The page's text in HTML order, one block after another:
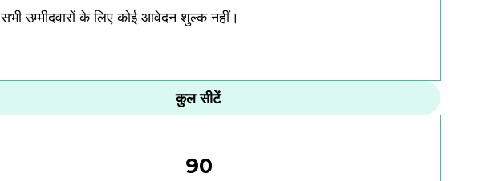
सभी उम्मीदवारों के लिए कोई आवेदन शुल्क नहीं।
कुल सीटें
90